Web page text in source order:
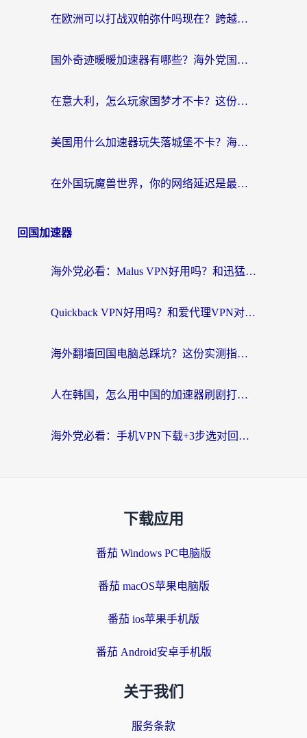
在欧洲可以打战双帕弥什吗现在？跨越延迟墙的实战指南
国外奇迹暖暖加速器有哪些？海外党国服游戏畅玩终极指南（附亲测推荐）
在意大利，怎么玩家国梦才不卡？这份终极加速指南请收好
美国用什么加速器玩失落城堡不卡？海外党亲测有效的国服游戏加速指南
在外国玩魔兽世界，你的网络延迟是最大的敌人
回国加速器
海外党必看：Malus VPN好用吗？和迅猛兔VPN对比哪个回国效果更好？附真实体验与避坑指南
Quickback VPN好用吗？和爱代理VPN对比哪个回国效果更好？
海外翻墙回国电脑总踩坑？这份实测指南帮你选对加速器（附ChickCNinitapMalus对比）
人在韩国，怎么用中国的加速器刷剧打游戏？这份真实体验指南给你答案
海外党必看：手机VPN下载+3步选对回国加速器，无缝刷国内资源不再愁
下载应用
番茄 Windows PC电脑版
番茄 macOS苹果电脑版
番茄 ios苹果手机版
番茄 Android安卓手机版
关于我们
服务条款